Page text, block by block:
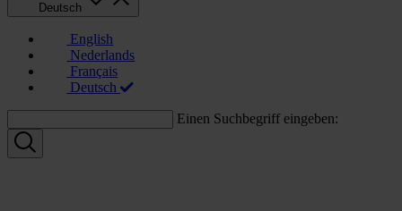
Deutsch
English
Nederlands
Français
Deutsch
Einen Suchbegriff eingeben: